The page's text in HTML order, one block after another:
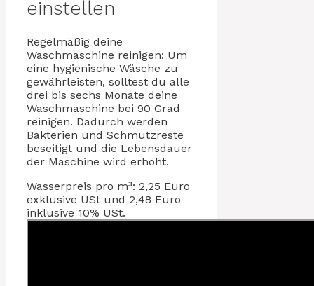
einstellen
Regelmäßig deine
Waschmaschine reinigen: Um
eine hygienische Wäsche zu
gewährleisten, solltest du alle
drei bis sechs Monate deine
Waschmaschine bei 90 Grad
reinigen. Dadurch werden
Bakterien und Schmutzreste
beseitigt und die Lebensdauer
der Maschine wird erhöht.
Wasserpreis pro m³: 2,25 Euro
exklusive USt und 2,48 Euro
inklusive 10% USt.